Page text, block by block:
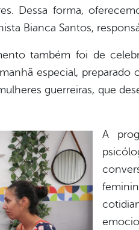
Dessa forma,
Bianca Santos,
também foi de
especial,
guerreiras, que
A